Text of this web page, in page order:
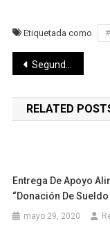
Etiquetada como
Navegación
de
entradas
Segunda Feria de Empleo Virtual del SNEY, por televisión abierta
RELATED
Entrega De Apoyo
“Donación De
mayo 29, 2020